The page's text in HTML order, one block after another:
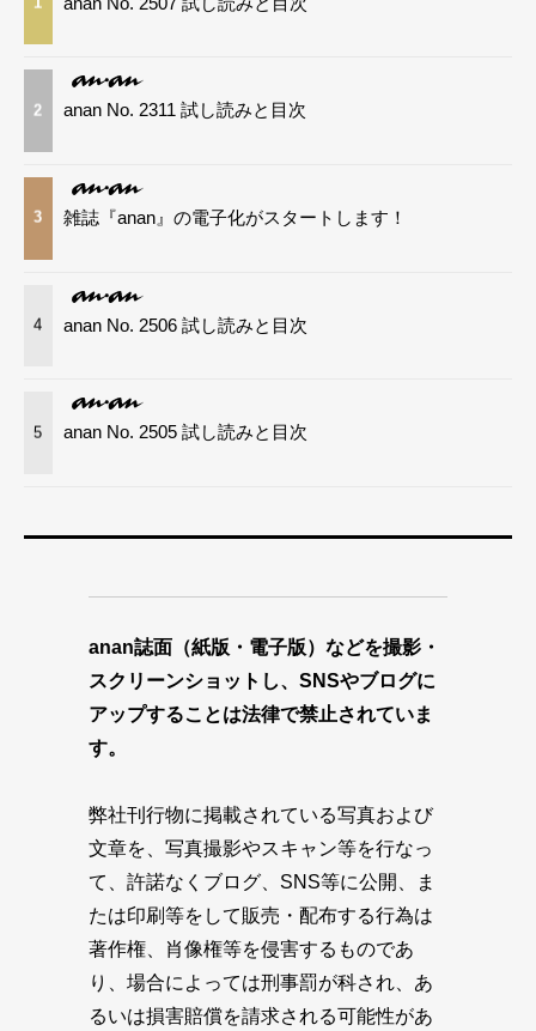
2 anan No. 2311 試し読みと目次
3 雑誌『anan』の電子化がスタートします！
4 anan No. 2506 試し読みと目次
5 anan No. 2505 試し読みと目次
anan誌面（紙版・電子版）などを撮影・
スクリーンショットし、SNSやブログに
アップすることは法律で禁止されていま
す。
弊社刊行物に掲載されている写真および
文章を、写真撮影やスキャン等を行なっ
て、許諾なくブログ、SNS等に公開、ま
たは印刷等をして販売・配布する行為は
著作権、肖像権等を侵害するものであ
り、場合によっては刑事罰が科され、あ
るいは損害賠償を請求される可能性があ